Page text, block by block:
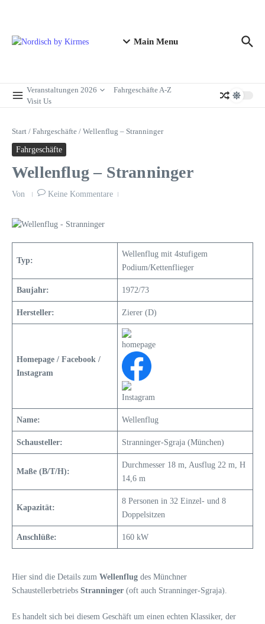
Main Menu
Veranstaltungen 2026
Fahrgeschäfte A-Z
Visit Us
Start / Fahrgeschäfte / Wellenflug – Stranninger
Fahrgeschäfte
Wellenflug – Stranninger
Von Keine Kommentare
Typ:
Wellenflug mit 4stufigem
Podium/Kettenflieger
Baujahr: 1972/73
Hersteller: Zierer (D)
Homepage / Facebook /
Instagram
Name: Wellenflug
Schausteller: Stranninger-Sgraja (München)
Maße (B/T/H):
Durchmesser 18 m, Ausflug 22 m, H
14,6 m
Kapazität:
8 Personen in 32 Einzel- und 8
Doppelsitzen
Anschlüße: 160 kW
Hier sind die Details zum Wellenflug des Münchner
Schaustellerbetriebs Stranninger (oft auch Stranninger-Sgraja).
Es handelt sich bei diesem Geschäft um einen echten Klassiker, der